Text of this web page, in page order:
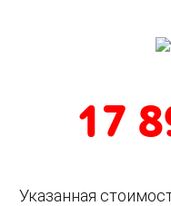
17
Указанная